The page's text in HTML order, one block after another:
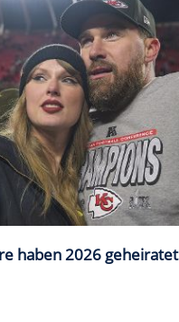
haben 2026 geheiratet